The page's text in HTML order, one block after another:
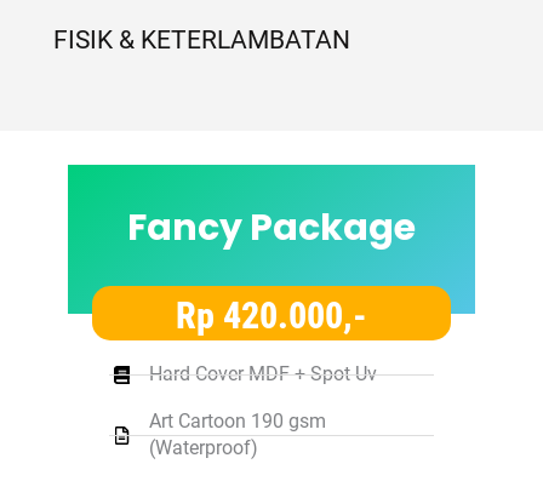
FISIK & KETERLAMBATAN
Fancy Package
Rp 420.000,-
Hard Cover MDF + Spot Uv
Art Cartoon 190 gsm
(Waterproof)